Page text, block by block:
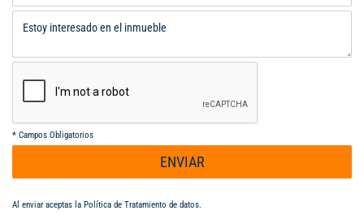
* Campos Obligatorios
ENVIAR
Al enviar aceptas la Política de Tratamiento de datos.